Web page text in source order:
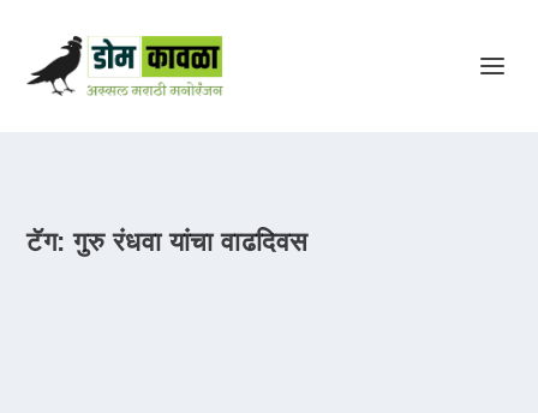
टॅग:गुरु रंधवा यांचा वाढदिवस